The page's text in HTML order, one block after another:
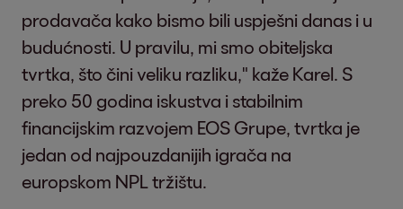
prodavača kako bismo bili uspješni danas i u
budućnosti. U pravilu, mi smo obiteljska
tvrtka, što čini veliku razliku," kaže Karel. S
preko 50 godina iskustva i stabilnim
financijskim razvojem EOS Grupe, tvrtka je
jedan od najpouzdanijih igrača na
europskom NPL tržištu.